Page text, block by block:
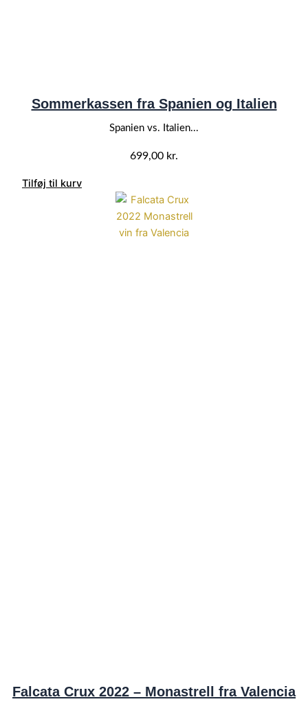
Sommerkassen fra Spanien og Italien
Spanien vs. Italien...
699,00 kr.
Tilføj til kurv
Falcata Crux 2022 – Monastrell fra Valencia